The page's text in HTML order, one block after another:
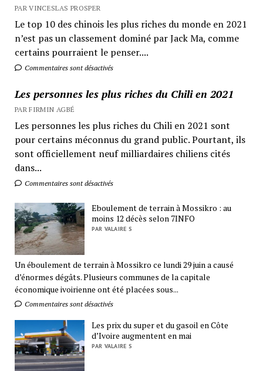
PAR VINCESLAS PROSPER
Le top 10 des chinois les plus riches du monde en 2021
n’est pas un classement dominé par Jack Ma, comme
certains pourraient le penser....
Commentaires sont désactivés
Les personnes les plus riches du Chili en 2021
PAR FIRMIN AGBÉ
Les personnes les plus riches du Chili en 2021 sont
pour certains méconnus du grand public. Pourtant, ils
sont officiellement neuf milliardaires chiliens cités
dans...
Commentaires sont désactivés
Eboulement de terrain à Mossikro : au
moins 12 décès selon 7INFO
PAR VALAIRE S
Un éboulement de terrain à Mossikro ce lundi 29 juin a causé
d’énormes dégâts. Plusieurs communes de la capitale
économique ivoirienne ont été placées sous...
Commentaires sont désactivés
Les prix du super et du gasoil en Côte
d’Ivoire augmentent en mai
PAR VALAIRE S